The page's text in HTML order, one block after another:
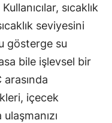
sıcaklık
seviyesini
gösterge su
bile işlevsel bir
arasında
içecek